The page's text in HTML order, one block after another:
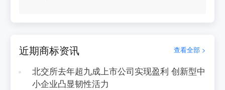
近期商标资讯 查看全部 >
北交所去年超九成上市公司实现盈利 创新型中
小企业凸显韧性活力